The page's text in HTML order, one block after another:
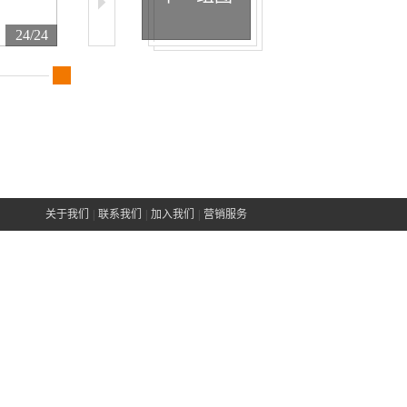
24/24
关于我们 联系我们 加入我们 营销服务